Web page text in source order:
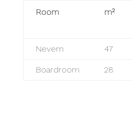
Room m²
Nevern 47
Boardroom 28